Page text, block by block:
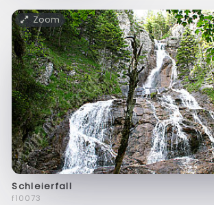
Zoom
Schleierfall
f10073